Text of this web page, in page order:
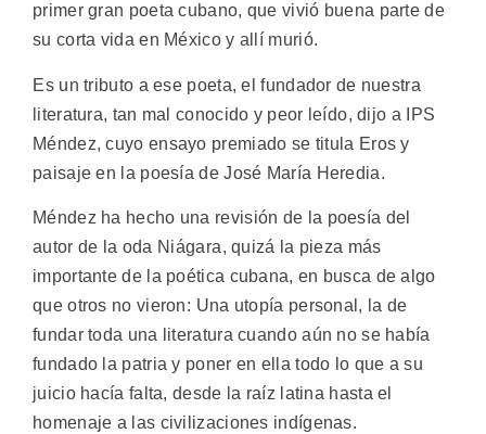
primer gran poeta cubano, que vivió buena parte de
su corta vida en México y allí murió.
Es un tributo a ese poeta, el fundador de nuestra
literatura, tan mal conocido y peor leído, dijo a IPS
Méndez, cuyo ensayo premiado se titula Eros y
paisaje en la poesía de José María Heredia.
Méndez ha hecho una revisión de la poesía del
autor de la oda Niágara, quizá la pieza más
importante de la poética cubana, en busca de algo
que otros no vieron: Una utopía personal, la de
fundar toda una literatura cuando aún no se había
fundado la patria y poner en ella todo lo que a su
juicio hacía falta, desde la raíz latina hasta el
homenaje a las civilizaciones indígenas.